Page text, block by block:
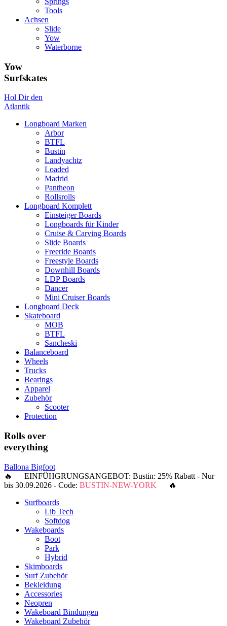
Tools
Achsen
Slide
Yow
Waterborne
Yow
Surfskates
Hol Dir den
Atlantik
Longboard Marken
Arbor
BTFL
Bustin
Landyachtz
Loaded
Madrid
Pantheon
Rollsrolls
Longboard Komplett
Einsteiger Boards
Longboards für Kinder
Cruise & Carving Boards
Slide Boards
Freeride Boards
Freestyle Boards
Downhill Boards
LDP Boards
Dancer
Mini Cruiser Boards
Longboard Deck
Skateboard
MOB
BTFL
Sancheski
Balanceboard
Wheels
Trucks
Bearings
Apparel
Zubehör
Scooter
Protection
Rolls over
everything
Ballona Bigfoot
🔥 EINFÜHGRUNGSANGEBOT: Bustin: 25% Rabatt - Nur
bis 30.09.2026 - Code: BUSTIN-NEW-YORK 🔥
Surfboards
Lib Tech
Softdog
Wakeboards
Boot
Park
Hybrid
Skimboards
Surf Zubehör
Bekleidung
Accessories
Neopren
Wakeboard Bindungen
Wakeboard Zubehör